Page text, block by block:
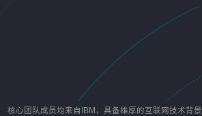
核心团队成员均来自IBM，具备雄厚的互联网技术背景